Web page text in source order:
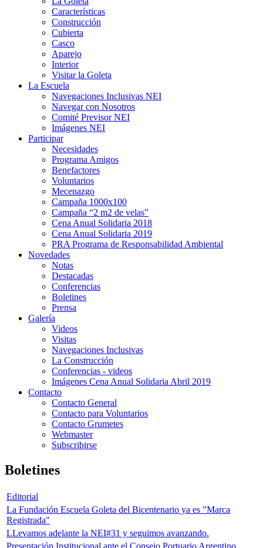
Características
Construcción
Cubierta
Casco
Aparejo
Interior
Visitar la Goleta
La Escuela
Navegaciones Inclusivas NEI
Navegar con Nosotros
Comité Previsor NEI
Imágenes NEI
Participar
Necesidades
Programa Amigos
Benefactores
Voluntarios
Mecenazgo
Campaña 1000x100
Campaña “2 m2 de velas”
Cena Anual Solidaria 2018
Cena Anual Solidaria 2019
PRA Programa de Responsabilidad Ambiental
Novedades
Notas
Destacadas
Conferencias
Boletines
Prensa
Galería
Videos
Visitas
Navegaciones Inclusivas
La Construcción
Conferencias - videos
Imágenes Cena Anual Solidaria Abril 2019
Contacto
Contacto General
Contacto para Voluntarios
Contacto Grumetes
Webmaster
Subscribirse
Boletines
Editorial
La Fundación Escuela Goleta del Bicentenario ya es "Marca
Registrada"
LLevamos adelante la NEI#31 y seguimos avanzando.
Presentación Institucional ante el Consejo Portuario Argentino